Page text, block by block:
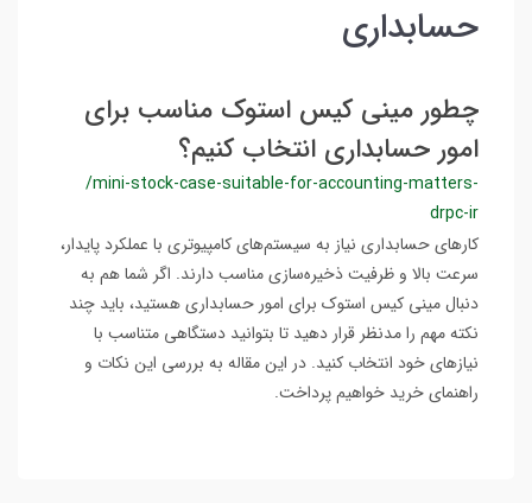
حسابداری
چطور مینی کیس استوک مناسب برای
امور حسابداری انتخاب کنیم؟
/mini-stock-case-suitable-for-accounting-matters-
drpc-ir
کارهای حسابداری نیاز به سیستم‌های کامپیوتری با عملکرد پایدار،
سرعت بالا و ظرفیت ذخیره‌سازی مناسب دارند. اگر شما هم به
دنبال مینی کیس استوک برای امور حسابداری هستید، باید چند
نکته مهم را مدنظر قرار دهید تا بتوانید دستگاهی متناسب با
نیازهای خود انتخاب کنید. در این مقاله به بررسی این نکات و
راهنمای خرید خواهیم پرداخت.